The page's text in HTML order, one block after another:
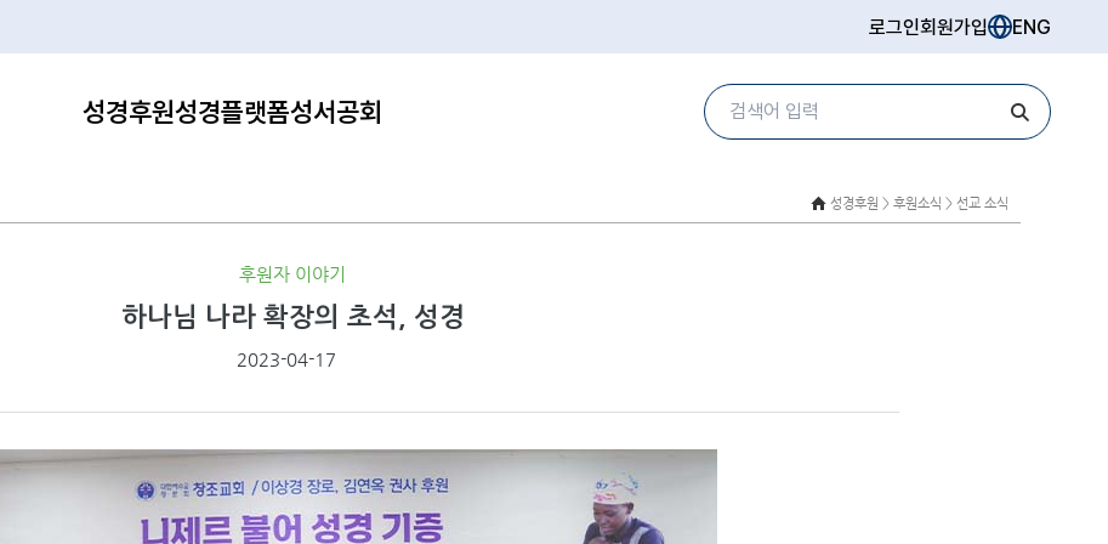
로그인회원가입 ENG
성경후원성경플랫폼성서공회
성경후원 > 후원소식 > 선교 소식
후원자 이야기
하나님 나라 확장의 초석, 성경
2023-04-17